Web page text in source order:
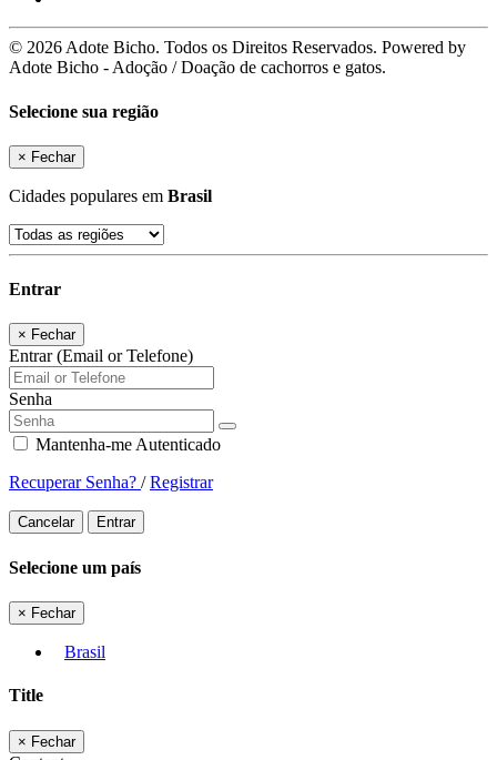
© 2026 Adote Bicho. Todos os Direitos Reservados. Powered by
Adote Bicho - Adoção / Doação de cachorros e gatos.
Selecione sua região
× Fechar
Cidades populares em Brasil
Entrar
× Fechar
Entrar (Email or Telefone)
Senha
Mantenha-me Autenticado
Recuperar Senha? /Registrar
Cancelar Entrar
Selecione um país
× Fechar
Brasil
Title
× Fechar